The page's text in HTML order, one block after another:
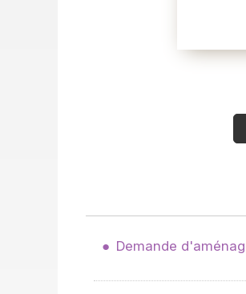
Demande